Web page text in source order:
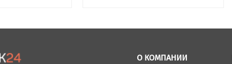
О КОМПАНИИ